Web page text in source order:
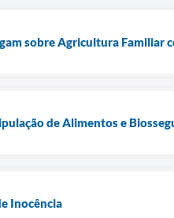
sobre Agricultura Familiar
de Alimentos e
Inocência